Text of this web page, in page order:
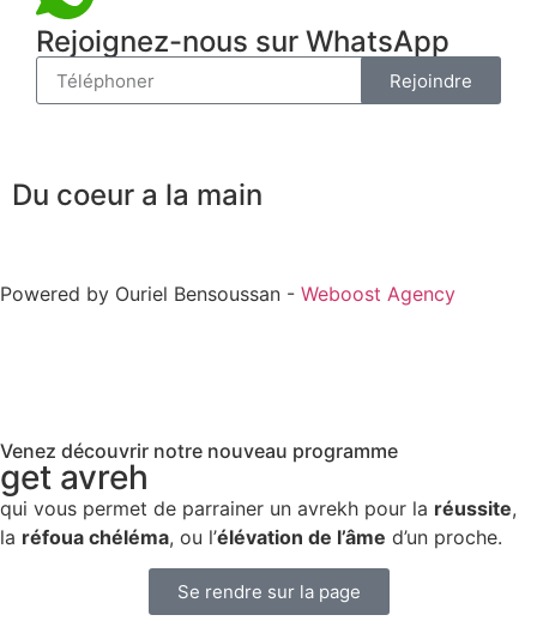
Rejoignez-nous sur WhatsApp
Rejoindre
Du coeur a la main
Powered by Ouriel Bensoussan - Weboost Agency
Venez découvrir notre nouveau programme
get avreh
qui vous permet de parrainer un avrekh pour la réussite,
la réfoua chéléma, ou l’élévation de l’âme d’un proche.
Se rendre sur la page